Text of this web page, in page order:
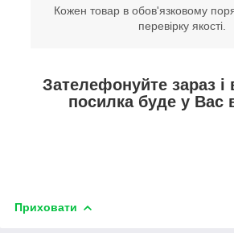
Кожен товар в обов'язковому
перевірку якості.
Зателефонуйте зараз і
посилка буде у Вас
Приховати